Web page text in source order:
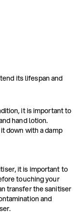
its lifespan and
it is important to
hand lotion.
down with a damp
it is important to
touching your
transfer the sanitiser
and